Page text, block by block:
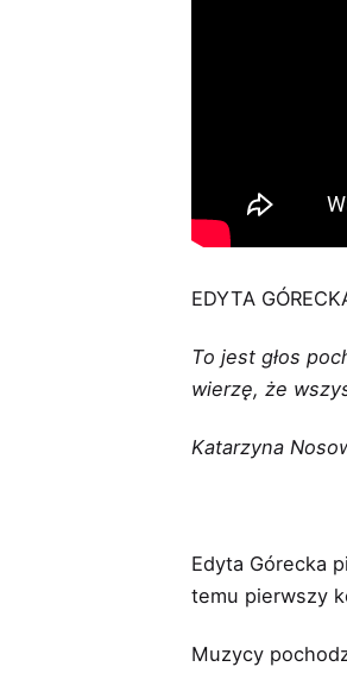
EDYTA
To jest głos
wierzę, że
Katarzyna
Edyta Górecka
temu pierwszy
Muzycy